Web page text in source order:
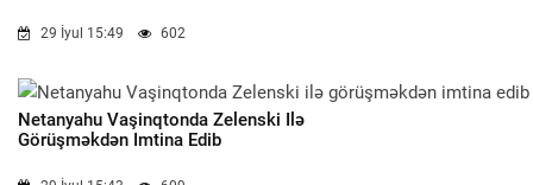
29 İyul 15:49 602
Netanyahu Vaşinqtonda Zelenski Ilə
Görüşməkdən Imtina Edib